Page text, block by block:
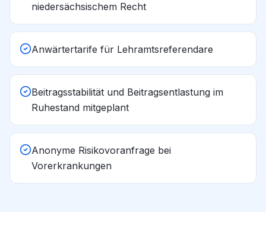
niedersächsischem Recht
Anwärtertarife für Lehramtsreferendare
Beitragsstabilität und Beitragsentlastung im
Ruhestand mitgeplant
Anonyme Risikovoranfrage bei
Vorerkrankungen